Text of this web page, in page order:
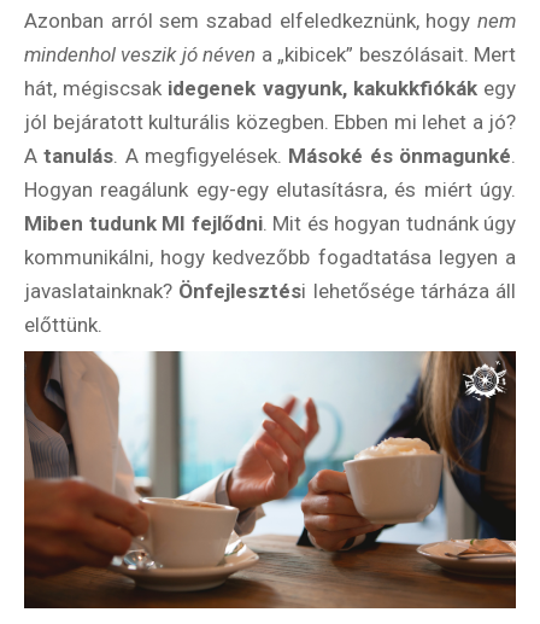
Azonban arról sem szabad elfeledkeznünk, hogy nem
mindenhol veszik jó néven a „kibicek” beszólásait. Mert
hát, mégiscsak idegenek vagyunk, kakukkfiókákegy
jól bejáratott kulturális közegben. Ebben mi lehet a jó?
Atanulás. A megfigyelések. Másoké és önmagunké.
Hogyan reagálunk egy-egy elutasításra, és miért úgy.
Miben tudunk MI fejlődni. Mit és hogyan tudnánk úgy
kommunikálni, hogy kedvezőbb fogadtatása legyen a
javaslatainknak? Önfejlesztési lehetősége tárháza áll
előttünk.